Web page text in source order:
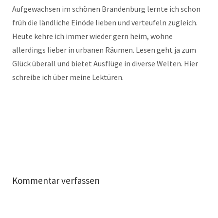
Aufgewachsen im schönen Brandenburg lernte ich schon
früh die ländliche Einöde lieben und verteufeln zugleich.
Heute kehre ich immer wieder gern heim, wohne
allerdings lieber in urbanen Räumen. Lesen geht ja zum
Glück überall und bietet Ausflüge in diverse Welten. Hier
schreibe ich über meine Lektüren.
Kommentar verfassen